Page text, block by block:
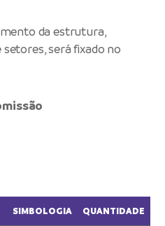
da estrutura,
será fixado no
SIMBOLOGIA QUANTIDADE